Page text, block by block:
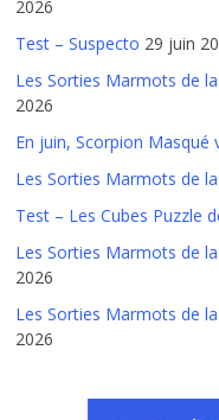
2026
Test – Suspecto 29 juin
Les Sorties Marmots de
2026
En juin, Scorpion
Les Sorties Marmots de
Test – Les Cubes Puzzle
Les Sorties Marmots de
2026
Les Sorties Marmots de
2026